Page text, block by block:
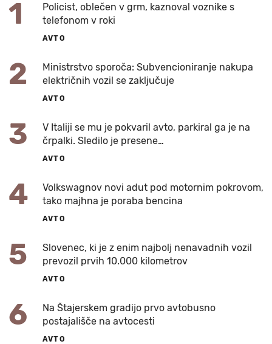
1
Policist, oblečen v grm, kaznoval voznike s
telefonom v roki
AVTO
2
Ministrstvo sporoča: Subvencioniranje nakupa
električnih vozil se zaključuje
AVTO
3
V Italiji se mu je pokvaril avto, parkiral ga je na
črpalki. Sledilo je presene…
AVTO
4
Volkswagnov novi adut pod motornim pokrovom,
tako majhna je poraba bencina
AVTO
5
Slovenec, ki je z enim najbolj nenavadnih vozil
prevozil prvih 10.000 kilometrov
AVTO
6
Na Štajerskem gradijo prvo avtobusno
postajališče na avtocesti
AVTO